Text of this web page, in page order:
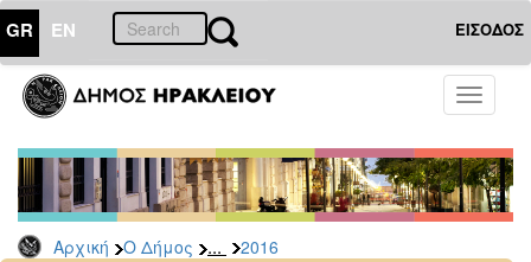
GR EN ΕΙΣΟΔΟΣ
Toggle
Αρχική Ο Δήμος ... 2016
ΔΗΜΟΣ
Δελτία
Τύπου
Αρχείο
2026